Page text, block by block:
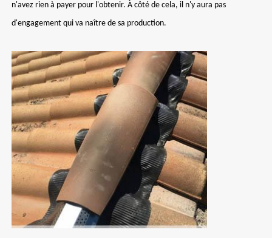
n'avez rien à payer pour l'obtenir. À côté de cela, il n'y aura pas
d'engagement qui va naître de sa production.